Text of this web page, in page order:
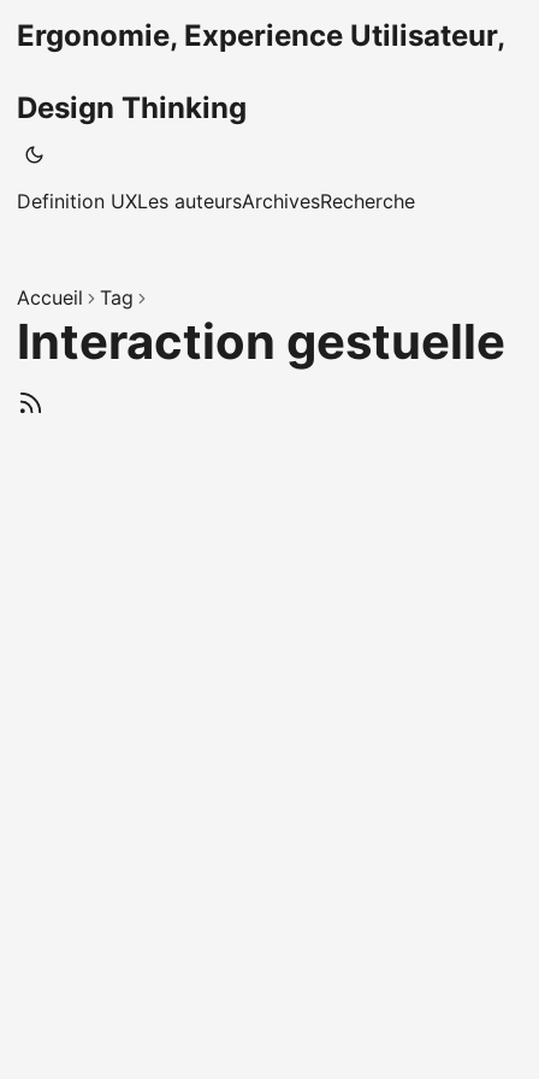
Ergonomie, Experience Utilisateur,
Design Thinking
Definition UXLes auteursArchivesRecherche
Accueil Tag
Interaction gestuelle